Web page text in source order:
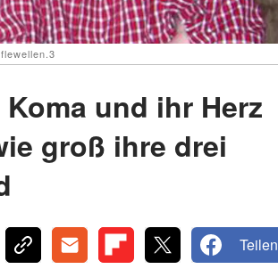
und ihr Herz
groß ihre drei
Teilen